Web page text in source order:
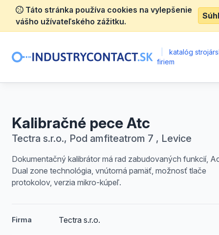
Táto stránka používa cookies na vylepšenie
vášho užívateľského zážitku.
katalóg
firiem
Kalibračné pece Atc
Tectra s.r.o., Pod amfiteatrom 7 , Levice
Dokumentačný kalibrátor má rad zabudovaných funkcií,
Dual zone technológia, vnútorná pamäť, možnosť tlače
protokolov, verzia mikro-kúpeľ.
Firma Tectra s.r.o.